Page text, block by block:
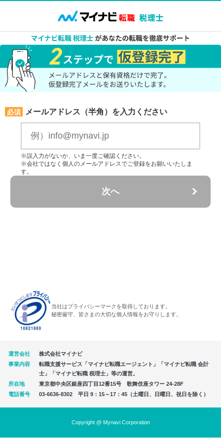
必須 メールアドレス（半角）を入力ください
※誤入力がないか、いま一度ご確認ください。
※会社ではなく個人のメールアドレスでご登録をお願いいたしま
す。
次へ
当社はプライバシーマークを取得しております。
秘密厳守、皆さまの大切な個人情報をお守りします。
運営会社
株式会社マイナビ
事業内容
転職支援サービス「マイナビ転職エージェント」「マイナビ転職 会計
士」「マイナビ転職 税理士」等の運営。
所在地
東京都中央区銀座四丁目12番15号 歌舞伎座タワー 24-28F
電話番号
03-6636-8302 平日 9：15～17：45（土曜日、日曜日、祝日を除く）
Copyright @ Mynavi Corporation